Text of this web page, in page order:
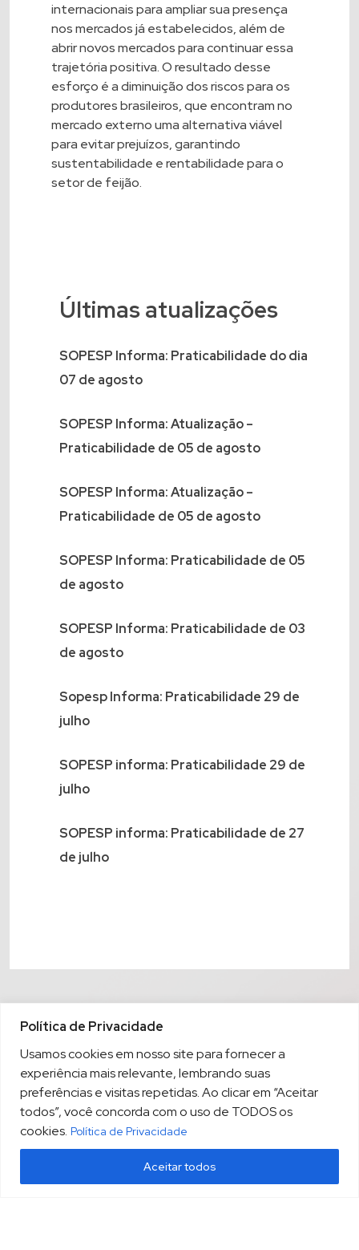
Política de Privacidade
Usamos cookies em nosso site para fornecer a
experiência mais relevante, lembrando suas
preferências e visitas repetidas. Ao clicar em “Aceitar
todos”, você concorda com o uso de TODOS os
cookies. Política de Privacidade
Aceitar todos
internacionais para ampliar sua presença
nos mercados já estabelecidos, além de
abrir novos mercados para continuar essa
trajetória positiva. O resultado desse
esforço é a diminuição dos riscos para os
produtores brasileiros, que encontram no
mercado externo uma alternativa viável
para evitar prejuízos, garantindo
sustentabilidade e rentabilidade para o
setor de feijão.
Últimas atualizações
SOPESP Informa: Praticabilidade do dia
07 de agosto
SOPESP Informa: Atualização –
Praticabilidade de 05 de agosto
SOPESP Informa: Atualização –
Praticabilidade de 05 de agosto
SOPESP Informa: Praticabilidade de 05
de agosto
SOPESP Informa: Praticabilidade de 03
de agosto
Sopesp Informa: Praticabilidade 29 de
julho
SOPESP informa: Praticabilidade 29 de
julho
SOPESP informa: Praticabilidade de 27
de julho